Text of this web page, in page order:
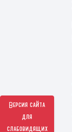
Версия сайта
для
слабовидящих